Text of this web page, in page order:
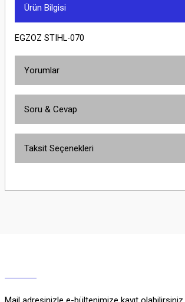
Ürün Bilgisi
EGZOZ STIHL-070
Yorumlar
Soru & Cevap
Soru Sor
Taksit Seçenekleri